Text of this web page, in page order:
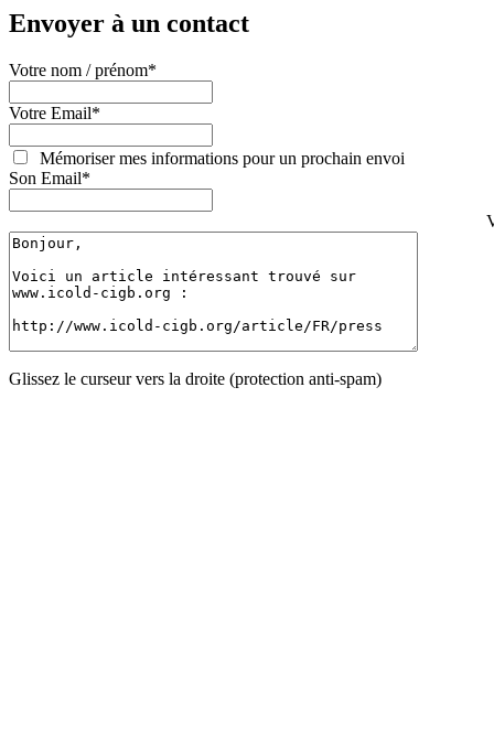
Envoyer à un contact
Votre nom / prénom*
Votre Email*
Mémoriser mes informations pour un prochain envoi
Son Email*
Glissez le curseur vers la droite (protection anti-spam)